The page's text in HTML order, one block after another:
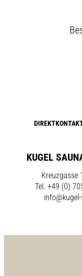
KUGEL
Kreuzgasse
Tel. +49 (0)